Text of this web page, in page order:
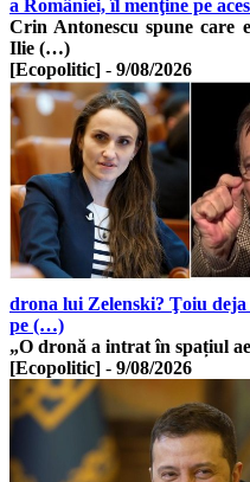
a României, îl menţine pe
Crin Antonescu spune care
Ilie (…)
[Ecopolitic] - 9/08/2026
drona lui Zelenski? Ţoiu deja
pe (…)
„O dronă a intrat în spațiul
[Ecopolitic] - 9/08/2026